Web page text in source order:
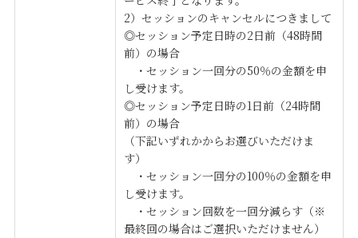
2）セッションのキャンセルにつきまして
◎セッション予定日時の2日前（48時間
前）の場合
・セッション一回分の50％の金額を申
し受けます。
◎セッション予定日時の1日前（24時間
前）の場合
（下記いずれかからお選びいただけま
す）
・セッション一回分の100％の金額を申
し受けます。
・セッション回数を一回分減らす（※
最終回の場合はご選択いただけません）